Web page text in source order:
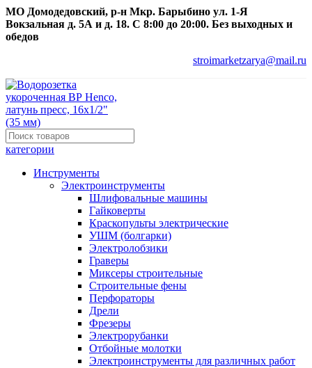
МО Домодедовский, р-н Мкр. Барыбино ул. 1-Я
Вокзальная д. 5А и д. 18. С 8:00 до 20:00. Без выходных и
обедов
stroimarketzarya@mail.ru
категории
Инструменты
Электроинструменты
Шлифовальные машины
Гайковерты
Краскопульты электрические
УШМ (болгарки)
Электролобзики
Граверы
Миксеры строительные
Строительные фены
Перфораторы
Дрели
Фрезеры
Электрорубанки
Отбойные молотки
Электроинструменты для различных работ